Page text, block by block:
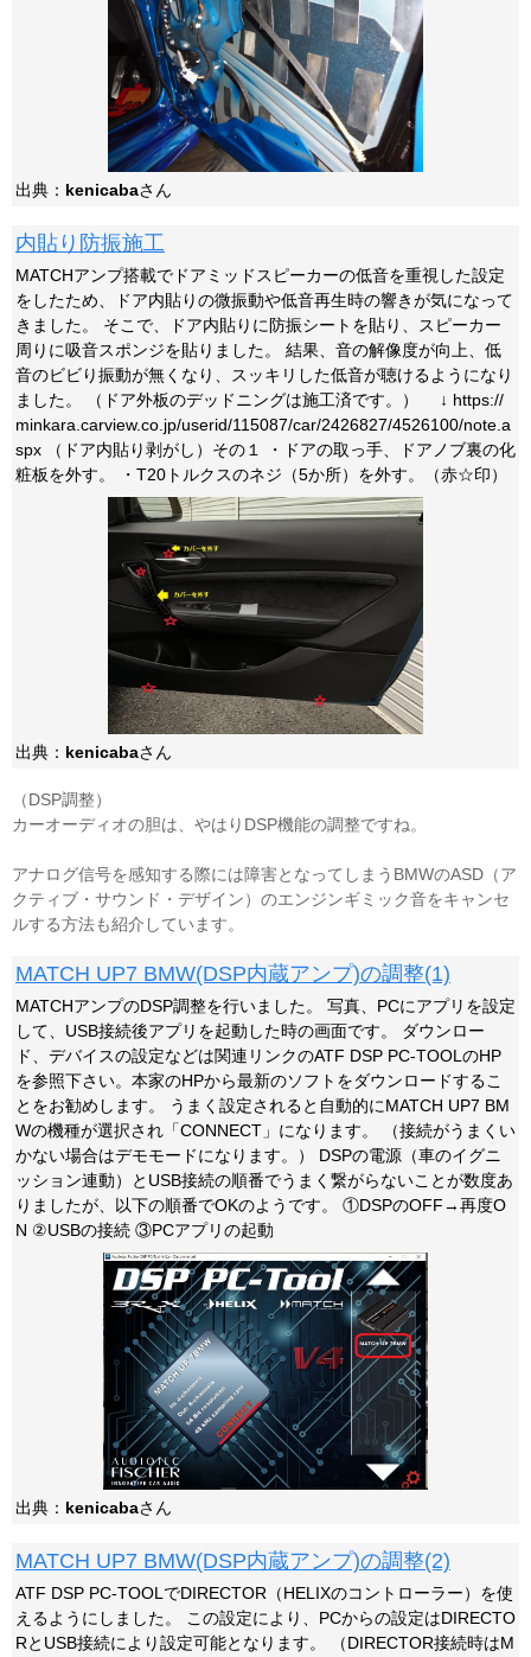
出典： kenicabaさん
内貼り防振施工
MATCHアンプ搭載でドアミッドスピーカーの低音を重視した設定
をしたため、ドア内貼りの微振動や低音再生時の響きが気になって
きました。 そこで、ドア内貼りに防振シートを貼り、スピーカー
周りに吸音スポンジを貼りました。 結果、音の解像度が向上、低
音のビビり振動が無くなり、スッキリした低音が聴けるようになり
ました。 （ドア外板のデッドニングは施工済です。） ↓ https://
minkara.carview.co.jp/userid/115087/car/2426827/4526100/note.a
spx （ドア内貼り剥がし）その１ ・ドアの取っ手、ドアノブ裏の化
粧板を外す。 ・T20トルクスのネジ（5か所）を外す。（赤☆印）
出典： kenicabaさん
（DSP調整）
カーオーディオの胆は、やはりDSP機能の調整ですね。
アナログ信号を感知する際には障害となってしまうBMWのASD（ア
クティブ・サウンド・デザイン）のエンジンギミック音をキャンセ
ルする方法も紹介しています。
MATCH UP7 BMW(DSP内蔵アンプ)の調整(1)
MATCHアンプのDSP調整を行いました。 写真、PCにアプリを設定
して、USB接続後アプリを起動した時の画面です。 ダウンロー
ド、デバイスの設定などは関連リンクのATF DSP PC-TOOLのHP
を参照下さい。本家のHPから最新のソフトをダウンロードするこ
とをお勧めします。 うまく設定されると自動的にMATCH UP7 BM
Wの機種が選択され「CONNECT」になります。 （接続がうまくい
かない場合はデモモードになります。） DSPの電源（車のイグニ
ッション連動）とUSB接続の順番でうまく繋がらないことが数度あ
りましたが、以下の順番でOKのようです。 ①DSPのOFF→再度O
N ②USBの接続 ③PCアプリの起動
出典： kenicabaさん
MATCH UP7 BMW(DSP内蔵アンプ)の調整(2)
ATF DSP PC-TOOLでDIRECTOR（HELIXのコントローラー）を使
えるようにしました。 この設定により、PCからの設定はDIRECTO
RとUSB接続により設定可能となります。 （DIRECTOR接続時はM